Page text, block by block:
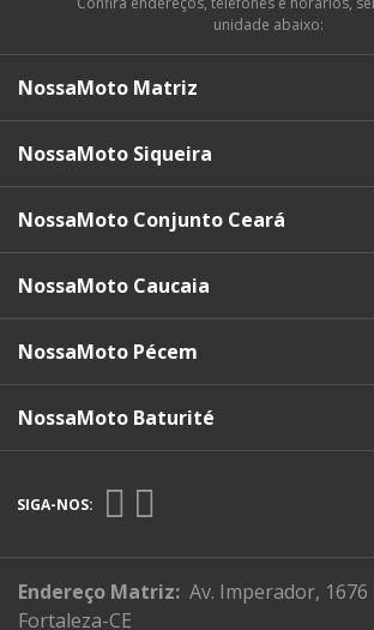
unidade abaixo:
NossaMoto Matriz
NossaMoto Siqueira
NossaMoto Conjunto Ceará
NossaMoto Caucaia
NossaMoto Pécem
NossaMoto Baturité
SIGA-NOS:
Endereço Matriz: Av. Imperador,
Fortaleza-CE